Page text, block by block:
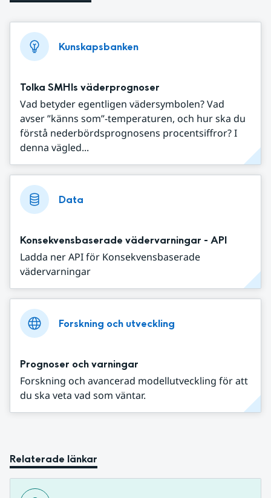
Kunskapsbanken
Tolka SMHIs väderprognoser
Vad betyder egentligen vädersymbolen? Vad
avser ”känns som”-temperaturen, och hur ska du
förstå nederbördsprognosens procentsiffror? I
denna vägled...
Data
Konsekvensbaserade vädervarningar - API
Ladda ner API för Konsekvensbaserade
vädervarningar
Forskning och utveckling
Prognoser och varningar
Forskning och avancerad modellutveckling för att
du ska veta vad som väntar.
Relaterade länkar